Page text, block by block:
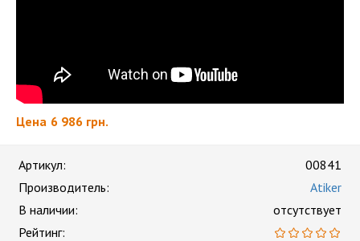
Цена 6 986 грн.
Артикул:
00841
Производитель:
Atiker
В наличии:
отсутствует
Рейтинг: